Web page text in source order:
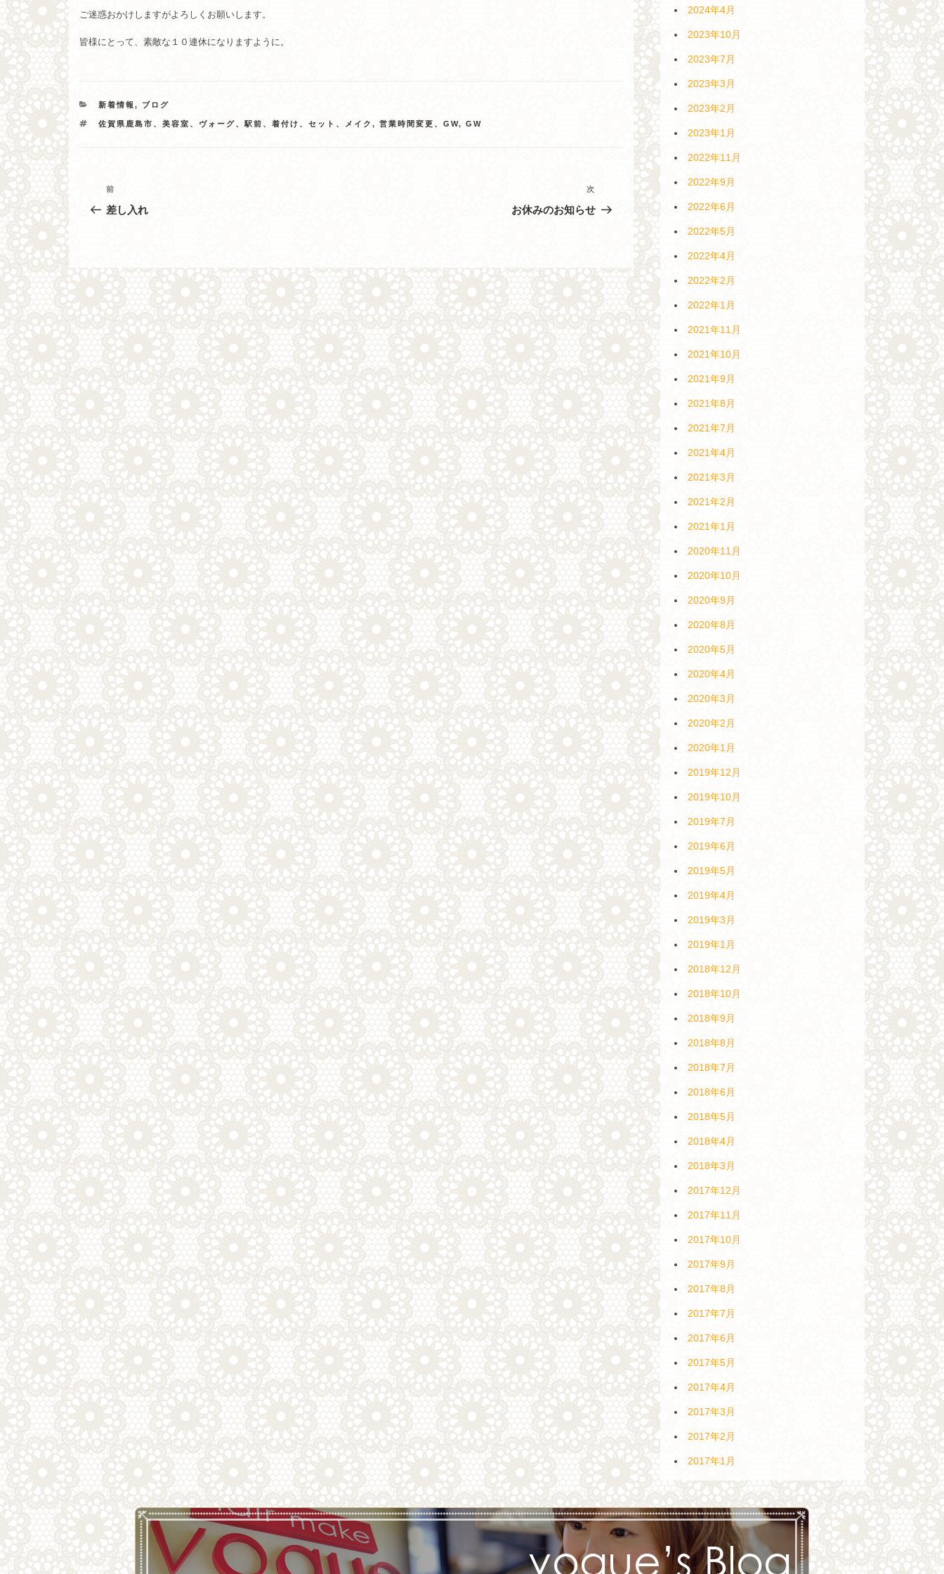
ご迷惑おかけしますがよろしくお願いします。
皆様にとって、素敵な１０連休になりますように。
カ
ゴ
新着情報, ブログ
タ
佐賀県鹿島市、美容室、ヴォーグ、駅前、着付け、セット、メイク,営業時間変更、GW,GW
投
稿
ゲ
ー
シ
ョ
ン
過
去
の
前
差し入れ
次
お休みのお知らせ
2024年4月
2023年10月
2023年7月
2023年3月
2023年2月
2023年1月
2022年11月
2022年9月
2022年6月
2022年5月
2022年4月
2022年2月
2022年1月
2021年11月
2021年10月
2021年9月
2021年8月
2021年7月
2021年4月
2021年3月
2021年2月
2021年1月
2020年11月
2020年10月
2020年9月
2020年8月
2020年5月
2020年4月
2020年3月
2020年2月
2020年1月
2019年12月
2019年10月
2019年7月
2019年6月
2019年5月
2019年4月
2019年3月
2019年1月
2018年12月
2018年10月
2018年9月
2018年8月
2018年7月
2018年6月
2018年5月
2018年4月
2018年3月
2017年12月
2017年11月
2017年10月
2017年9月
2017年8月
2017年7月
2017年6月
2017年5月
2017年4月
2017年3月
2017年2月
2017年1月